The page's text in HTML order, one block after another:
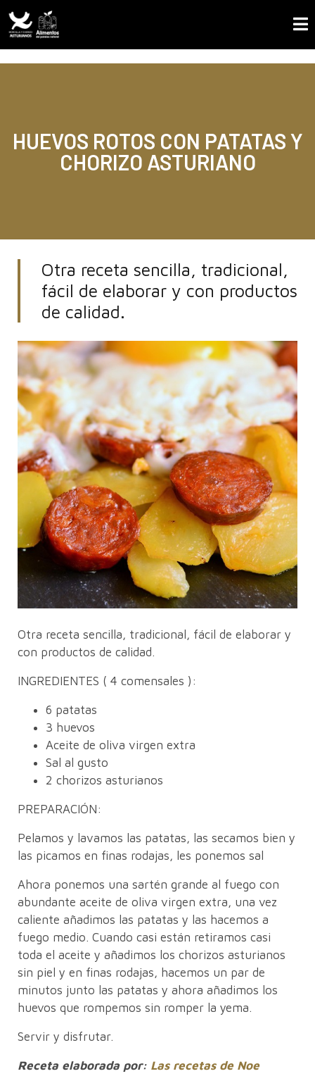
HUEVOS ROTOS CON PATATAS Y
CHORIZO ASTURIANO
Otra receta sencilla, tradicional,
fácil de elaborar y con productos
de calidad.
Otra receta sencilla, tradicional, fácil de elaborar y
con productos de calidad.
INGREDIENTES ( 4 comensales ):
6 patatas
3 huevos
Aceite de oliva virgen extra
Sal al gusto
2 chorizos asturianos
PREPARACIÓN:
Pelamos y lavamos las patatas, las secamos bien y
las picamos en finas rodajas, les ponemos sal
Ahora ponemos una sartén grande al fuego con
abundante aceite de oliva virgen extra, una vez
caliente añadimos las patatas y las hacemos a
fuego medio. Cuando casi están retiramos casi
toda el aceite y añadimos los chorizos asturianos
sin piel y en finas rodajas, hacemos un par de
minutos junto las patatas y ahora añadimos los
huevos que rompemos sin romper la yema.
Servir y disfrutar.
Receta elaborada por: Las recetas de Noe